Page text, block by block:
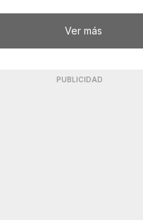
Ver más
PUBLICIDAD